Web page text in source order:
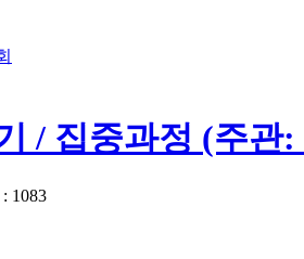
/ 집중과정 (주관
1083